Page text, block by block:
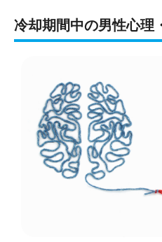
冷却期間中の男性心理